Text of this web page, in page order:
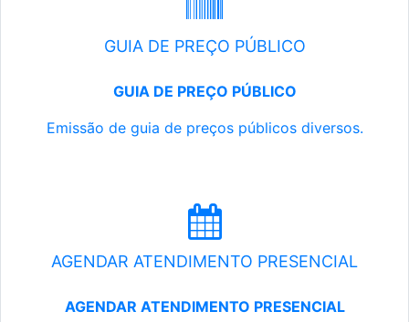
GUIA DE PREÇO PÚBLICO
GUIA DE PREÇO PÚBLICO
Emissão de guia de preços públicos diversos.
AGENDAR ATENDIMENTO PRESENCIAL
AGENDAR ATENDIMENTO PRESENCIAL